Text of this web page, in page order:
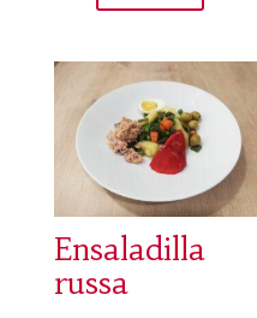
Ensaladilla
russa